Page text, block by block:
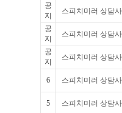
공
지
스피치미러 상담
공
지
스피치미러 상담
공
지
스피치미러 상담
6 스피치미러 상담
5 스피치미러 상담